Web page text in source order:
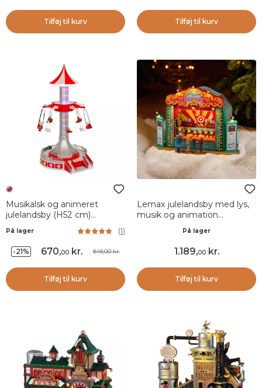
Tilføj til kurv Tilføj til kurv
Musikalsk og animeret
julelandsby (H52 cm)
Flyvende stol karussel
På lager (1)
-21% 670,00 kr. 849,00 kr.
Tilføj til kurv
Lemax julelandsby med lys,
musik og animation
På lager
1.189,00kr.
Tilføj til kurv